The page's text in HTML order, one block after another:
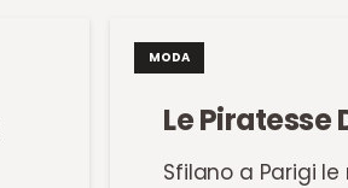
MODA
Le Piratesse
Sfilano a Parigi